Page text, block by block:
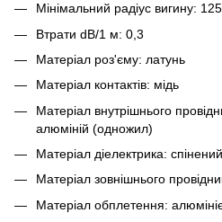
Мінімальний радіус вигину:
Втрати dB/1 м: 0,3
Матеріал роз'єму: латунь
Матеріал контактів: мідь
Матеріал внутрішнього
алюміній (одножил)
Матеріал діелектрика:
Матеріал зовнішнього
Матеріал обплетення: